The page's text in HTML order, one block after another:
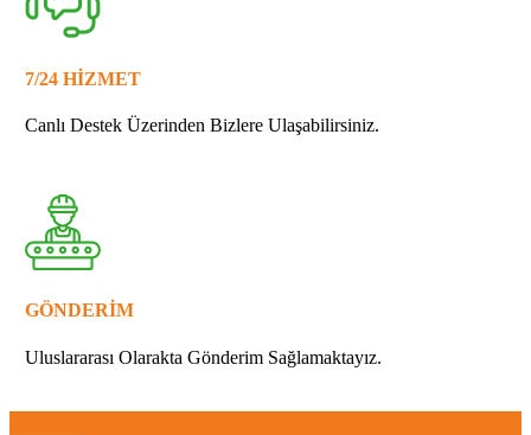
7/24 HİZMET
Canlı Destek Üzerinden Bizlere Ulaşabilirsiniz.
GÖNDERİM
Uluslararası Olarakta Gönderim Sağlamaktayız.